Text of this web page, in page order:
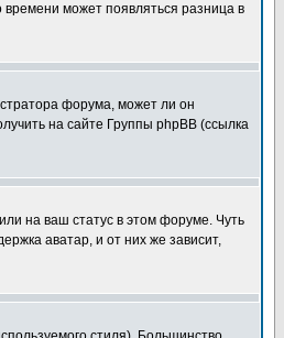
может появляться разница в
форума, может ли он
на сайте Группы phpBB (ссылка
на ваш статус в этом форуме. Чуть
аватар, и от них же зависит,